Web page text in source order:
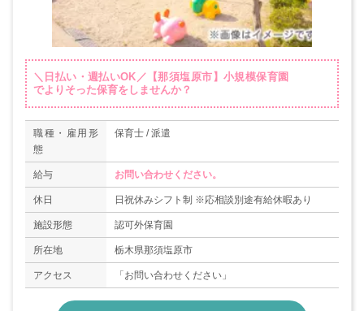
＼日払い・週払いOK／【那須塩原市】小規模保育園
でよりそった保育をしませんか？
職種・雇用形
態
保育士 / 派遣
給与 お問い合わせください。
休日 日祝休みシフト制 ※応相談別途有給休暇あり
施設形態 認可外保育園
所在地 栃木県那須塩原市
アクセス 「お問い合わせください」